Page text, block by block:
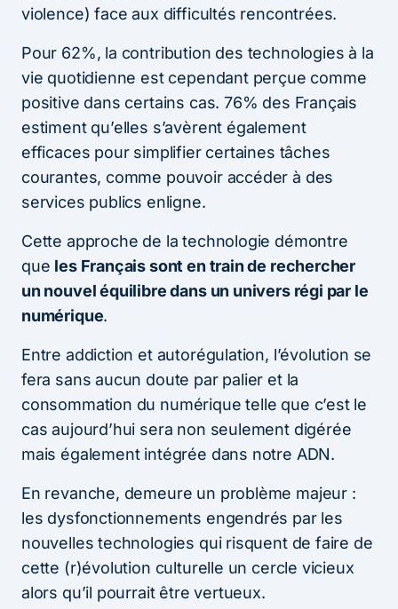
violence) face aux difficultés rencontrées.
Pour 62%, la contribution des technologies à la
vie quotidienne est cependant perçue comme
positive dans certains cas. 76% des Français
estiment qu’elles s’avèrent également
efficaces pour simplifier certaines tâches
courantes, comme pouvoir accéder à des
services publics enligne.
Cette approche de la technologie démontre
que les Français sont en train de rechercher
un nouvel équilibre dans un univers régi par le
numérique.
Entre addiction et autorégulation, l’évolution se
fera sans aucun doute par palier et la
consommation du numérique telle que c’est le
cas aujourd’hui sera non seulement digérée
mais également intégrée dans notre ADN.
En revanche, demeure un problème majeur :
les dysfonctionnements engendrés par les
nouvelles technologies qui risquent de faire de
cette (r)évolution culturelle un cercle vicieux
alors qu’il pourrait être vertueux.